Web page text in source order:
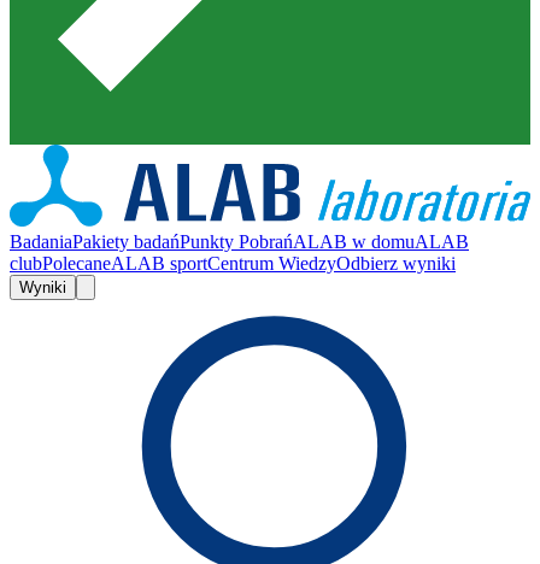
BadaniaPakiety badańPunkty PobrańALAB w domuALAB
clubPolecaneALAB sportCentrum WiedzyOdbierz wyniki
Wyniki